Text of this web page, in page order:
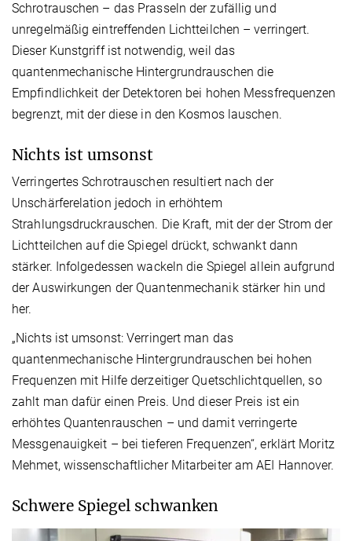
Schrotrauschen – das Prasseln der zufällig und
unregelmäßig eintreffenden Lichtteilchen – verringert.
Dieser Kunstgriff ist notwendig, weil das
quantenmechanische Hintergrundrauschen die
Empfindlichkeit der Detektoren bei hohen Messfrequenzen
begrenzt, mit der diese in den Kosmos lauschen.
Nichts ist umsonst
Verringertes Schrotrauschen resultiert nach der
Unschärferelation jedoch in erhöhtem
Strahlungsdruckrauschen. Die Kraft, mit der der Strom der
Lichtteilchen auf die Spiegel drückt, schwankt dann
stärker. Infolgedessen wackeln die Spiegel allein aufgrund
der Auswirkungen der Quantenmechanik stärker hin und
her.
„Nichts ist umsonst: Verringert man das
quantenmechanische Hintergrundrauschen bei hohen
Frequenzen mit Hilfe derzeitiger Quetschlichtquellen, so
zahlt man dafür einen Preis. Und dieser Preis ist ein
erhöhtes Quantenrauschen – und damit verringerte
Messgenauigkeit – bei tieferen Frequenzen“, erklärt Moritz
Mehmet, wissenschaftlicher Mitarbeiter am AEI Hannover.
Schwere Spiegel schwanken